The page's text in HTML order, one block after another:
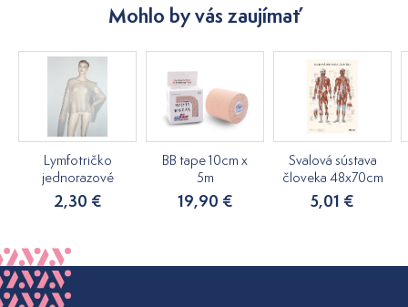
Mohlo by vás zaujímať
Lymfotričko
jednorazové
2,30 €
BB tape 10cm x
5m
19,90 €
Svalová sústava
človeka 48x70cm
5,01 €